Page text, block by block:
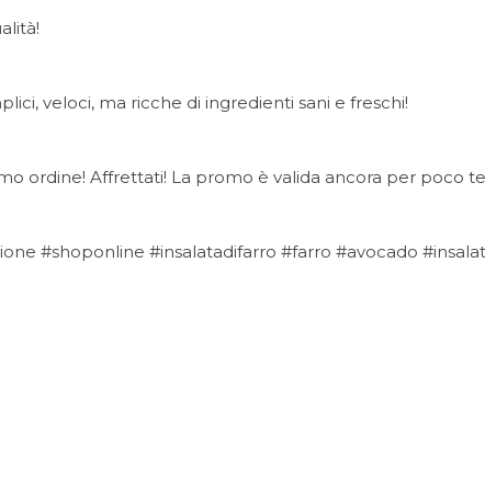
veloci, ma ricche di ingredienti sani e freschi!
ordine! Affrettati! La promo è valida ancora per poco
#shoponline #insalatadifarro #farro #avocado